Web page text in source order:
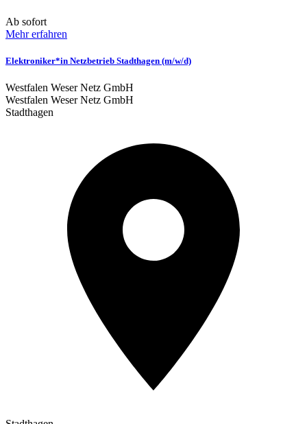
Ab sofort
Mehr erfahren
Elektroniker*in Netzbetrieb Stadthagen (m/w/d)
Westfalen Weser Netz GmbH
Westfalen Weser Netz GmbH
Stadthagen